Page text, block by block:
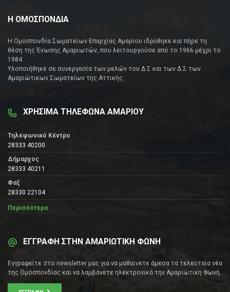
Η ΟΜΟΣΠΟΝΔΙΑ
Η Ομοσπονδία Σωματείων Επαρχίας Αμαρίου ιδρύθηκε και πήρε τη
θέση της Ένωσης Αμαριωτών, που λειτουργούσε από το 1966 μέχρι το
1984.
Υλοποιήθηκε σε συνεργασία των μελών του Δ.Σ και των Δ.Σ των
Αμαριώτικων Σωματείων της Αττικής.
ΧΡΗΣΙΜΑ ΤΗΛΕΦΩΝΑ ΑΜΑΡΙΟΥ
Τηλεφωνικό Κέντρο
28333 40200
Δήμαρχος
28333 40211
Φαξ
28330 22104
Περισσότερα
ΕΓΓΡΑΦΗ ΣΤΗΝ ΑΜΑΡΙΩΤΙΚΗ ΦΩΝΗ
Εγγραφείτε στο newsletter μας για να μαθαίνετε άμεσα τα τελευταία νέα
της Ομοσπονδίας και να λαμβάνετε ηλεκτρονικά την Αμαριώτικη Φωνή.